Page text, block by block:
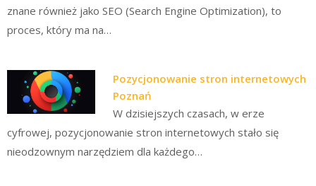
znane również jako SEO (Search Engine Optimization), to
proces, który ma na…
Pozycjonowanie stron internetowych
Poznań
W dzisiejszych czasach, w erze
cyfrowej, pozycjonowanie stron internetowych stało się
nieodzownym narzędziem dla każdego…